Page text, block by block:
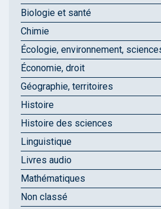
Biologie et santé
Chimie
Écologie, environnement,
Économie, droit
Géographie, territoires
Histoire
Histoire des sciences
Linguistique
Livres audio
Mathématiques
Non classé